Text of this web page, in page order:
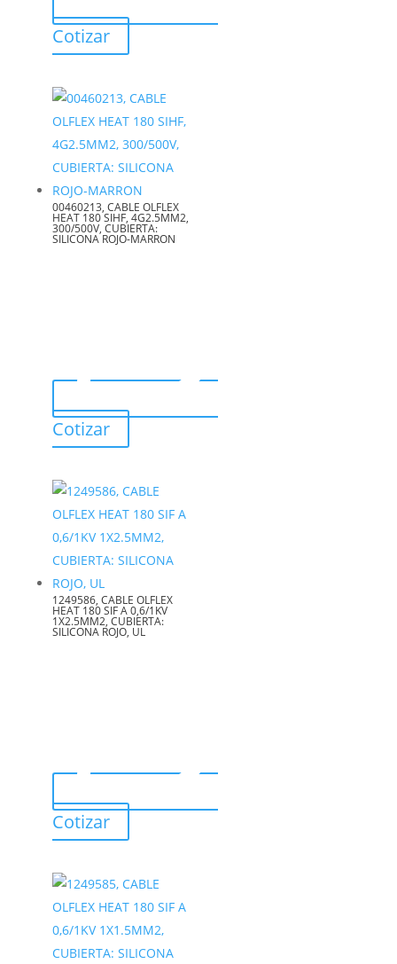
Cotizar
00460213, CABLE OLFLEX
HEAT 180 SIHF, 4G2.5MM2,
300/500V, CUBIERTA:
SILICONA ROJO-MARRON
Cotizar
1249586, CABLE OLFLEX
HEAT 180 SIF A 0,6/1KV
1X2.5MM2, CUBIERTA:
SILICONA ROJO, UL
Cotizar